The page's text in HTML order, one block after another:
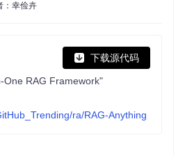
：幸俭卉
下载源代码
One RAG Framework"
ra/RAG-Anything